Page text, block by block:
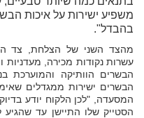
משפיע ישירות על איכות
בהבדל".
מהצד השני של הצלחת, צד
הבשרים ישירות ממגדלים
המסעדה, "לכן הלקוח יודע
הסטייק שלו התיישן עד שהגיע